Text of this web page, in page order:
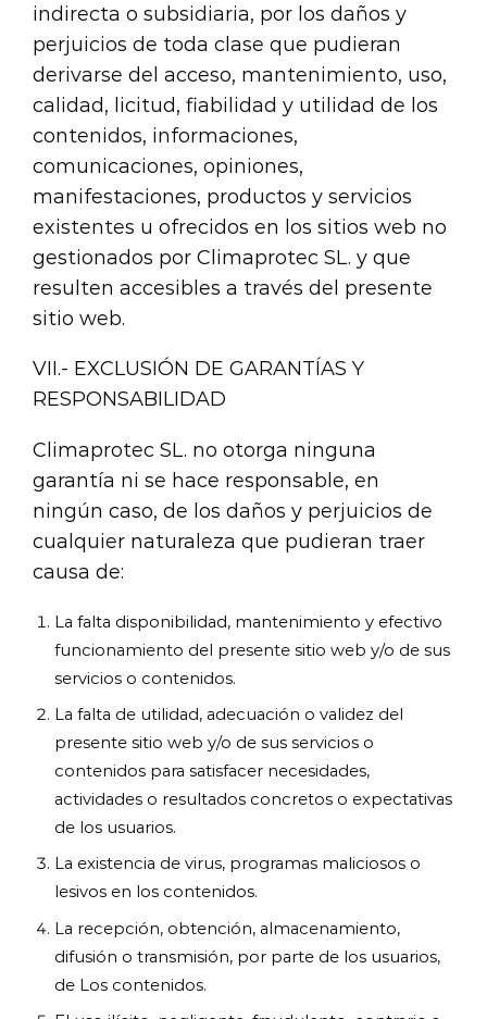
indirecta o subsidiaria, por los daños y
perjuicios de toda clase que pudieran
derivarse del acceso, mantenimiento, uso,
calidad, licitud, fiabilidad y utilidad de los
contenidos, informaciones,
comunicaciones, opiniones,
manifestaciones, productos y servicios
existentes u ofrecidos en los sitios web no
gestionados por Climaprotec SL. y que
resulten accesibles a través del presente
sitio web.
VII.- EXCLUSIÓN DE GARANTÍAS Y
RESPONSABILIDAD
Climaprotec SL. no otorga ninguna
garantía ni se hace responsable, en
ningún caso, de los daños y perjuicios de
cualquier naturaleza que pudieran traer
causa de:
La falta disponibilidad, mantenimiento y efectivo
funcionamiento del presente sitio web y/o de sus
servicios o contenidos.
La falta de utilidad, adecuación o validez del
presente sitio web y/o de sus servicios o
contenidos para satisfacer necesidades,
actividades o resultados concretos o expectativas
de los usuarios.
La existencia de virus, programas maliciosos o
lesivos en los contenidos.
La recepción, obtención, almacenamiento,
difusión o transmisión, por parte de los usuarios,
de Los contenidos.